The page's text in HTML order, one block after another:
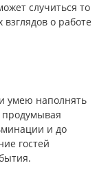
случиться то
о работе
умею наполнять
и до
гостей